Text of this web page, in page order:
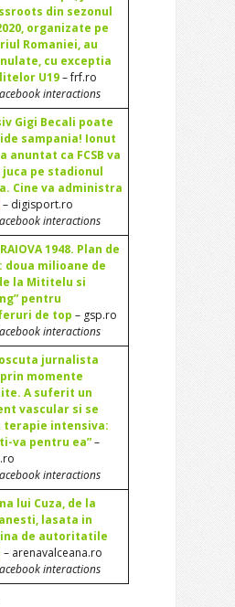
din sezonul
organizate pe
Romaniei, au
cu exceptia
U19– frf.ro
interactions
Gigi Becali poate
sampania! Ionut
anuntat ca FCSB va
pe stadionul
Cine va administra
– digisport.ro
interactions
1948. Plan de
doua milioane de
la Mititelu si
pentru
de top – gsp.ro
interactions
jurnalista
momente
A suferit un
vascular si se
terapie intensiva:
va pentru ea”–
interactions
lui Cuza, de la
lasata in
de autoritatile
– arenavalceana.ro
interactions